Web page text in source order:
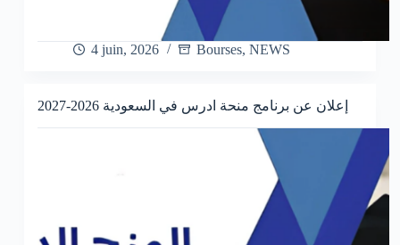
4 juin, 2026 Bourses, NEWS
إعلان عن برنامج منحة ادرس في السعودية 2026-2027